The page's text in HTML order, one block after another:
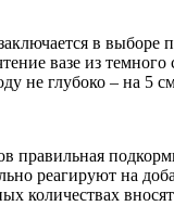
в выборе
вазе из
не глубоко – на 5
правильная
реагируют на
количествах